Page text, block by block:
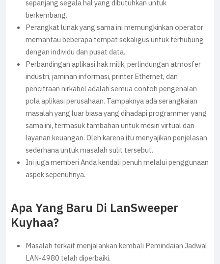
sepanjang segala hal yang dibutuhkan untuk
berkembang.
Perangkat lunak yang sama ini memungkinkan operator
memantau beberapa tempat sekaligus untuk terhubung
dengan individu dan pusat data.
Perbandingan aplikasi hak milik, perlindungan atmosfer
industri, jaminan informasi, printer Ethernet, dan
pencitraan nirkabel adalah semua contoh pengenalan
pola aplikasi perusahaan. Tampaknya ada serangkaian
masalah yang luar biasa yang dihadapi programmer yang
sama ini, termasuk tambahan untuk mesin virtual dan
layanan keuangan. Oleh karena itu menyajikan penjelasan
sederhana untuk masalah sulit tersebut.
Ini juga memberi Anda kendali penuh melalui penggunaan
aspek sepenuhnya.
Apa Yang Baru Di LanSweeper
Kuyhaa?
Masalah terkait menjalankan kembali Pemindaian Jadwal
LAN-4980 telah diperbaiki.